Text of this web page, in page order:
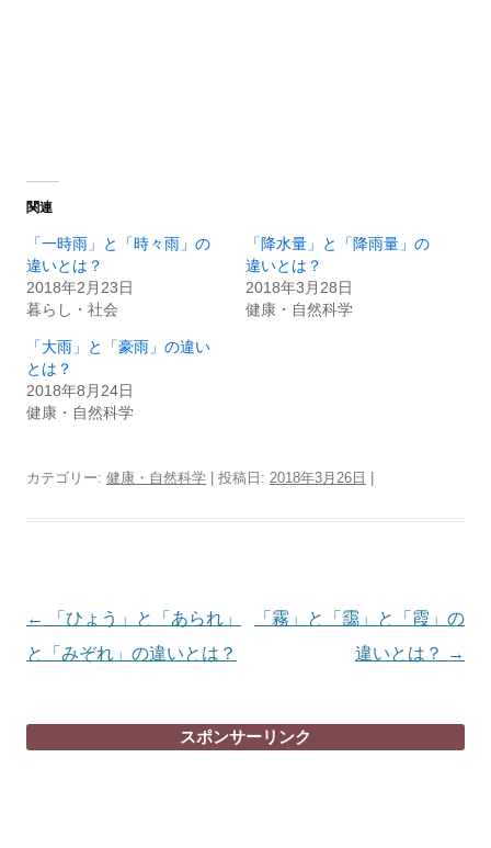
関連
「一時雨」と「時々雨」の
違いとは？
2018年2月23日
暮らし・社会
「降水量」と「降雨量」の
違いとは？
2018年3月28日
健康・自然科学
「大雨」と「豪雨」の違い
とは？
2018年8月24日
健康・自然科学
カテゴリー: 健康・自然科学 | 投稿日: 2018年3月26日
投
稿
ビ
←
「ひょう」と「あられ」
と「みぞれ」の違いとは？
「霧」と「靄」と「霞」の
違いとは？
→
スポンサーリンク